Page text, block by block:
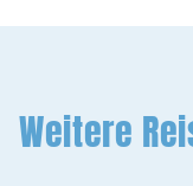
Weitere